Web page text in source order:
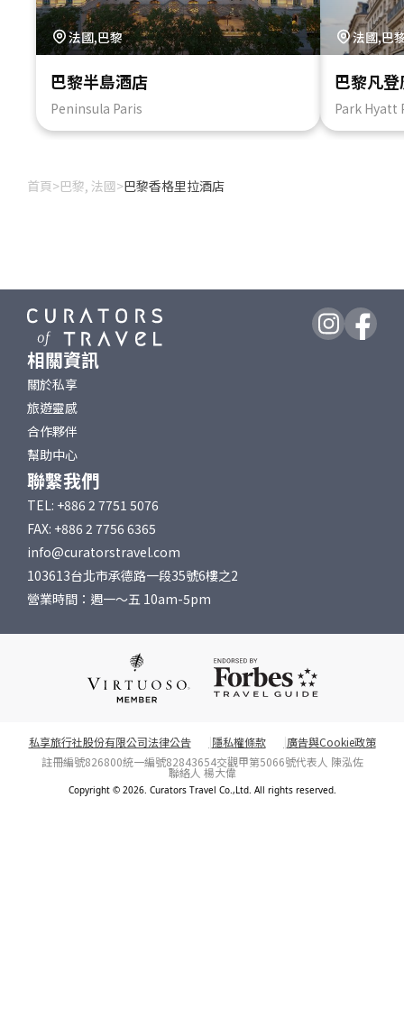
法國,巴黎
巴黎半島酒店
Peninsula Paris
法國,巴
巴黎凡
Park Hyatt
首頁>巴黎, 法國>巴黎香格里拉酒店
相關資訊
關於私享
旅遊靈感
合作夥伴
幫助中心
聯繫我們
TEL: +886 2 7751 5076
FAX: +886 2 7756 6365
info@curatorstravel.com
103613台北市承德路一段35號6樓之2
營業時間：週一～五 10am-5pm
私享旅行社股份有限公司法律公告 隱私權條款
廣告與Cookie政策
註冊編號826800統一編號82843654交觀甲第5066號代表人 陳泓佐
聯絡人 楊大偉
Copyright © 2026. Curators Travel Co.,Ltd. All rights reserved.